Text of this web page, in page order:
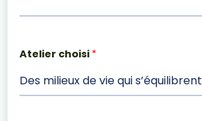
Atelier choisi *
Des milieux de vie qui s’équilibrent